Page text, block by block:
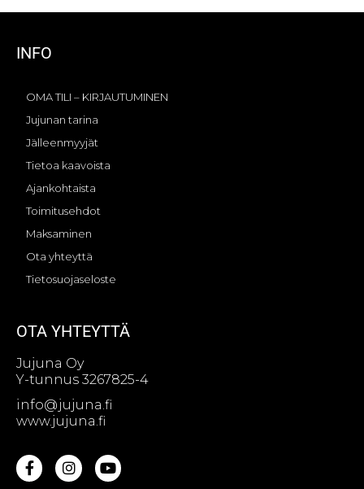
INFO
OMA TILI – KIRJAUTUMINEN
Jujunan tarina
Jälleenmyyjät
Tietoa kaavoista
Ajankohtaista
Toimitusehdot
Maksaminen
Ota yhteyttä
Tietosuojaseloste
OTA YHTEYTTÄ
Jujuna Oy
Y-tunnus 3267825-4
info@jujuna.fi
www.jujuna.fi